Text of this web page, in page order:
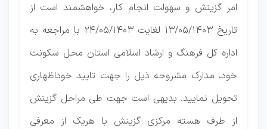
امر گزینش و سهولت انجام کار، خواهشمند است از
تاریخ 13/05/1403 لغایت 24/05/1403 با مراجعه به
اداره­ کل فرهنگ و ارشاد اسلامی استان محل سکونت
خود، مدارک مشروحه ذیل را جهت تایید خوداظهاری
تحویل نمایید. بدیهی است جهت طی مراحل گزینش
از طرف هسته مرکزی گزینش با هریک از معرفی